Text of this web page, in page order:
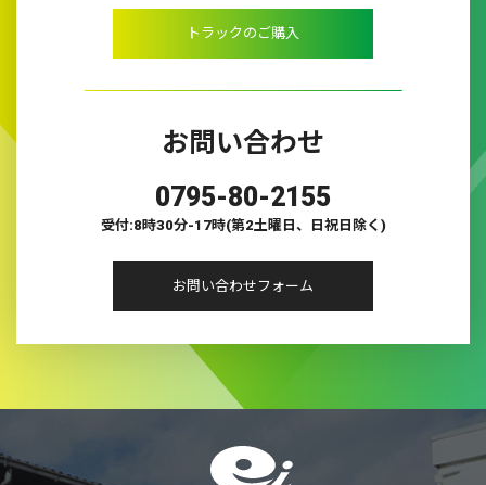
トラックのご購入
お問い合わせ
0795-80-2155
受付:8時30分-17時(第2土曜日、日祝日除く)
お問い合わせフォーム